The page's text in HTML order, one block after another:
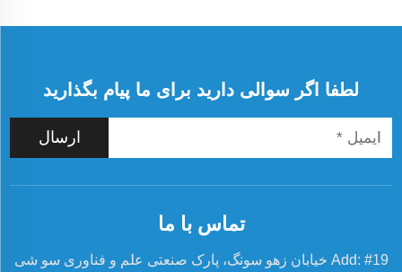
ساختمانی
و
این ماشین‌ها
نمی‌شود...
لطفا اگر سوالی دارید برای ما پیام بگذارید
ارسال
تماس با ما
Add: #19 خیابان زهو سونگ، پارک صنعتی علم و فناوری سو شی